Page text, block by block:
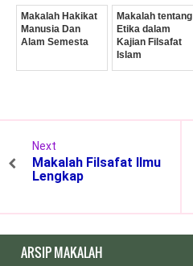
Makalah Hakikat
Manusia Dan
Alam Semesta
Makalah tentang
Etika dalam
Kajian Filsafat
Islam
Next
Makalah Filsafat Ilmu
Lengkap
ARSIP MAKALAH